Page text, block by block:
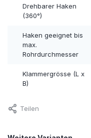
Drehbarer Haken
(360°)
Haken geeignet bis
max.
Rohrdurchmesser
Klammergrösse (L x
B)
Teilen